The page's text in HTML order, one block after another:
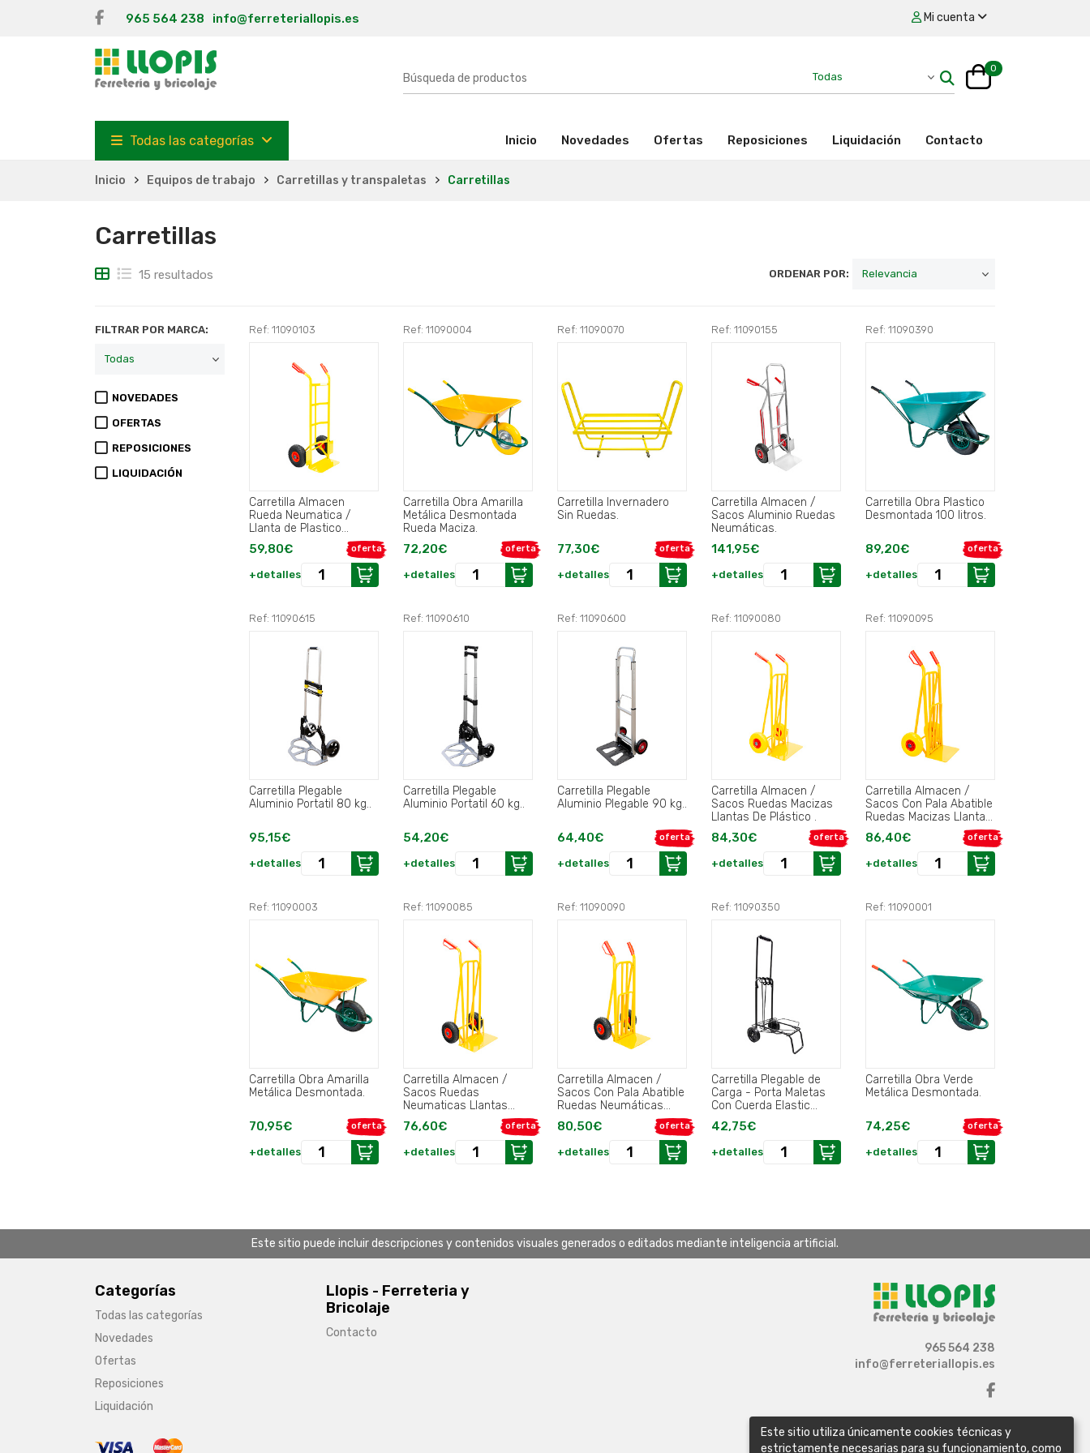
965 564 238 info@ferreteriallopis.es Mi cuenta
0
Todas las categorías Inicio (activo)Novedades Ofertas Reposiciones Liquidación Contacto
Inicio Equipos de trabajo Carretillas y transpaletas Carretillas
Carretillas
15 resultados ORDENAR POR:
FILTRAR POR MARCA:
NOVEDADES
OFERTAS
REPOSICIONES
LIQUIDACIÓN
Ref: 11090103
Carretilla Almacen
Rueda Neumatica /
Llanta de Plastico
"Easy".
oferta
59,80€
+detalles
Ref: 11090004
Carretilla Obra Amarilla
Metálica Desmontada
Rueda Maciza.
oferta
72,20€
+detalles
Ref: 11090070
Carretilla Invernadero
Sin Ruedas.
oferta
77,30€
+detalles
Ref: 11090155
Carretilla Almacen /
Sacos Aluminio Ruedas
Neumáticas.
141,95€
+detalles
Ref: 11090390
Carretilla Obra Plastico
Desmontada 100 litros.
oferta
89,20€
+detalles
Ref: 11090615
Carretilla Plegable
Aluminio Portatil 80 kg..
95,15€
+detalles
Ref: 11090610
Carretilla Plegable
Aluminio Portatil 60 kg..
54,20€
+detalles
Ref: 11090600
Carretilla Plegable
Aluminio Plegable 90 kg..
oferta
64,40€
+detalles
Ref: 11090080
Carretilla Almacen /
Sacos Ruedas Macizas
Llantas De Plástico .
oferta
84,30€
+detalles
Ref: 11090095
Carretilla Almacen /
Sacos Con Pala Abatible
Ruedas Macizas Llantas
de plástico.
oferta
86,40€
+detalles
Ref: 11090003
Carretilla Obra Amarilla
Metálica Desmontada.
oferta
70,95€
+detalles
Ref: 11090085
Carretilla Almacen /
Sacos Ruedas
Neumaticas Llantas
Plastico.
oferta
76,60€
+detalles
Ref: 11090090
Carretilla Almacen /
Sacos Con Pala Abatible
Ruedas Neumáticas
Llantas de plástico.
oferta
80,50€
+detalles
Ref: 11090350
Carretilla Plegable de
Carga - Porta Maletas
Con Cuerda Elastic
93,5x33x44 cm. Hasta
50 Kg..
42,75€
+detalles
Ref: 11090001
Carretilla Obra Verde
Metálica Desmontada.
oferta
74,25€
+detalles
Este sitio puede incluir descripciones y contenidos visuales generados o editados mediante inteligencia artificial.
Categorías
Todas las categorías
Novedades
Ofertas
Reposiciones
Liquidación
Llopis - Ferreteria y
Bricolaje
Contacto
965 564 238
info@ferreteriallopis.es
Este sitio utiliza únicamente cookies técnicas y
estrictamente necesarias para su funcionamiento, como